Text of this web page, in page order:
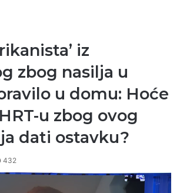
iz
zbog nasilja u
u domu: Hoće
u zbog ovog
dati ostavku?
432